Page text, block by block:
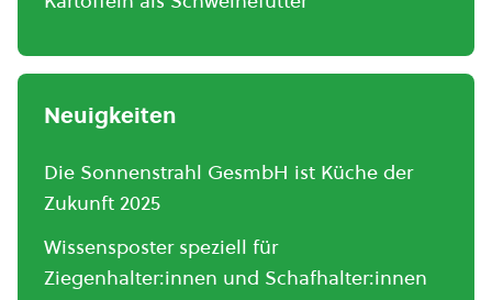
Neuigkeiten
Die Sonnenstrahl GesmbH ist Küche der
Zukunft 2025
Wissensposter speziell für
Ziegenhalter:innen und Schafhalter:innen